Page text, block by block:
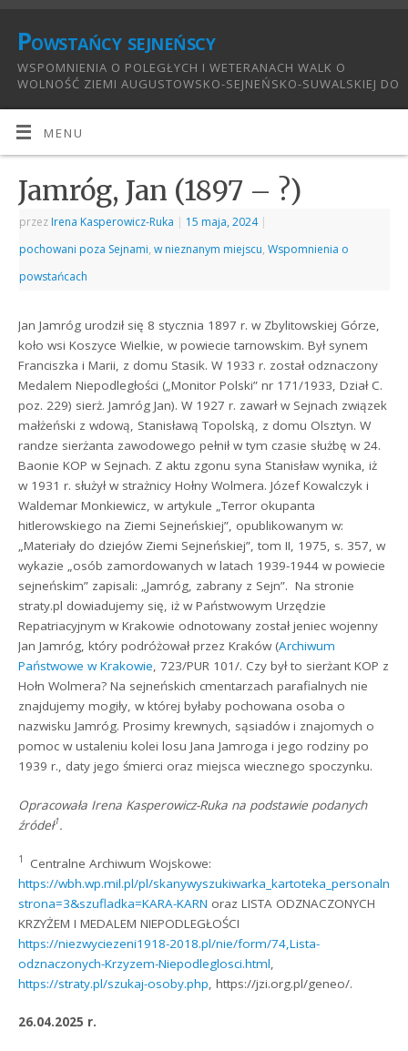
Powstańcy sejneńscy
WSPOMNIENIA O POLEGŁYCH I WETERANACH WALK O
WOLNOŚĆ ZIEMI AUGUSTOWSKO-SEJNEŃSKO-SUWALSKIEJ DO
MENU
Jamróg, Jan (1897 – ?)
przez Irena Kasperowicz-Ruka | 15 maja, 2024 |
pochowani poza Sejnami,w nieznanym miejscu,Wspomnienia o
powstańcach
Jan Jamróg urodził się 8 stycznia 1897 r. w Zbylitowskiej Górze,
koło wsi Koszyce Wielkie, w powiecie tarnowskim. Był synem
Franciszka i Marii, z domu Stasik. W 1933 r. został odznaczony
Medalem Niepodległości („Monitor Polski” nr 171/1933, Dział C.
poz. 229) sierż. Jamróg Jan). W 1927 r. zawarł w Sejnach związek
małżeński z wdową, Stanisławą Topolską, z domu Olsztyn. W
randze sierżanta zawodowego pełnił w tym czasie służbę w 24.
Baonie KOP w Sejnach. Z aktu zgonu syna Stanisław wynika, iż
w 1931 r. służył w strażnicy Hołny Wolmera. Józef Kowalczyk i
Waldemar Monkiewicz, w artykule „Terror okupanta
hitlerowskiego na Ziemi Sejneńskiej”, opublikowanym w:
„Materiały do dziejów Ziemi Sejneńskiej”, tom II, 1975, s. 357, w
wykazie „osób zamordowanych w latach 1939-1944 w powiecie
sejneńskim” zapisali: „Jamróg, zabrany z Sejn”. Na stronie
straty.pl dowiadujemy się, iż w Państwowym Urzędzie
Repatriacyjnym w Krakowie odnotowany został jeniec wojenny
Jan Jamróg, który podróżował przez Kraków (Archiwum
Państwowe w Krakowie, 723/PUR 101/. Czy był to sierżant KOP z
Hołn Wolmera? Na sejneńskich cmentarzach parafialnych nie
znajdujemy mogiły, w której byłaby pochowana osoba o
nazwisku Jamróg. Prosimy krewnych, sąsiadów i znajomych o
pomoc w ustaleniu kolei losu Jana Jamroga i jego rodziny po
1939 r., daty jego śmierci oraz miejsca wiecznego spoczynku.
Opracowała Irena Kasperowicz-Ruka na podstawie podanych
źródeł1.
1
Centralne Archiwum Wojskowe:
https://wbh.wp.mil.pl/pl/
strona=3&szufladka=KARA-KARN oraz LISTA ODZNACZONYCH
KRZYŻEM I MEDALEM NIEPODLEGŁOŚCI
https://niezwyciezeni1918-2018.pl/nie/form/74,Lista-
odznaczonych-Krzyzem-Niepodleglosci.html,
https://straty.pl/szukaj-osoby.php, https://jzi.org.pl/geneo/.
26.04.2025 r.